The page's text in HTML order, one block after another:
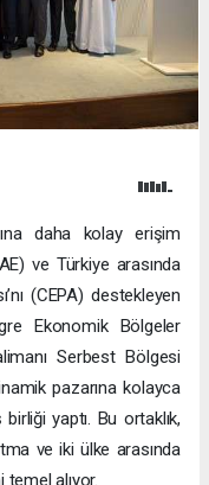
daha kolay erişim
ve Türkiye arasında
(CEPA) destekleyen
Ekonomik Bölgeler
Serbest Bölgesi
pazarına kolayca
yaptı. Bu ortaklık,
ve iki ülke arasında
alıyor.